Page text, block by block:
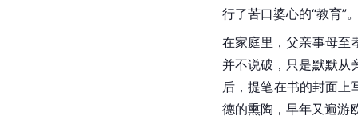
行了苦口婆心的“教育”
在家庭里，父亲事母至
并不说破，只是默默从
后，提笔在书的封面上
德的熏陶，早年又遍游